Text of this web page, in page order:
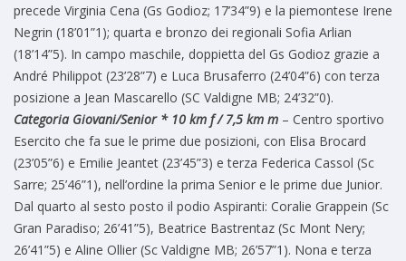
precede Virginia Cena (Gs Godioz; 17’34”9) e la piemontese Irene
Negrin (18’01”1); quarta e bronzo dei regionali Sofia Arlian
(18’14”5). In campo maschile, doppietta del Gs Godioz grazie a
André Philippot (23’28”7) e Luca Brusaferro (24’04”6) con terza
posizione a Jean Mascarello (SC Valdigne MB; 24’32”0).
Categoria Giovani/Senior * 10 km f / 7,5 km m – Centro sportivo
Esercito che fa sue le prime due posizioni, con Elisa Brocard
(23’05”6) e Emilie Jeantet (23’45”3) e terza Federica Cassol (Sc
Sarre; 25’46”1), nell’ordine la prima Senior e le prime due Junior.
Dal quarto al sesto posto il podio Aspiranti: Coralie Grappein (Sc
Gran Paradiso; 26’41”5), Beatrice Bastrentaz (Sc Mont Nery;
26’41”5) e Aline Ollier (Sc Valdigne MB; 26’57”1). Nona e terza